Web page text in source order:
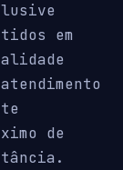
em
de